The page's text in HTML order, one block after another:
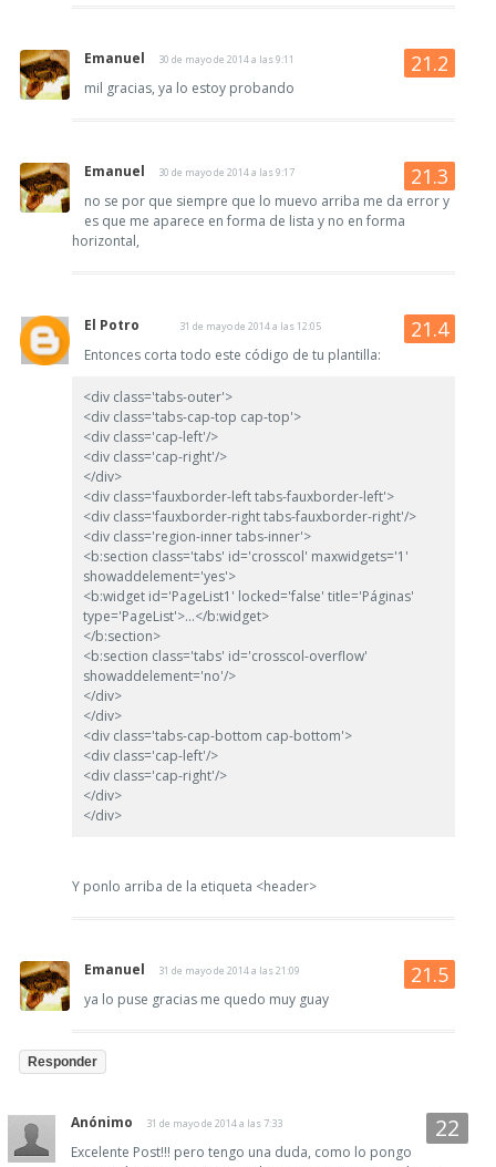
Emanuel 30 de mayo de 2014 a las 9:11
mil gracias, ya lo estoy probando
Emanuel 30 de mayo de 2014 a las 9:17
no se por que siempre que lo muevo arriba me da error y
es que me aparece en forma de lista y no en forma
horizontal,
El Potro 31 de mayo de 2014 a las 12:05
Entonces corta todo este código de tu plantilla:
<div class='tabs-outer'>
<div class='tabs-cap-top cap-top'>
<div class='cap-left'/>
<div class='cap-right'/>
</div>
<div class='fauxborder-left tabs-fauxborder-left'>
<div class='fauxborder-right tabs-fauxborder-right'/>
<div class='region-inner tabs-inner'>
<b:section class='tabs' id='crosscol' maxwidgets='1'
showaddelement='yes'>
<b:widget id='PageList1' locked='false' title='Páginas'
type='PageList'>...</b:widget>
</b:section>
<b:section class='tabs' id='crosscol-overflow'
showaddelement='no'/>
</div>
</div>
<div class='tabs-cap-bottom cap-bottom'>
<div class='cap-left'/>
<div class='cap-right'/>
</div>
</div>
Y ponlo arriba de la etiqueta <header>
Emanuel 31 de mayo de 2014 a las 21:09
ya lo puse gracias me quedo muy guay
Responder
Anónimo 31 de mayo de 2014 a las 7:33
Excelente Post!!! pero tengo una duda, como lo pongo